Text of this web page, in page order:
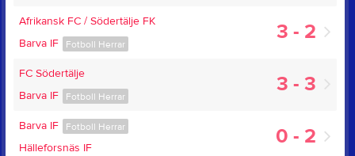
3 - 2
Afrikansk FC / Södertälje FK
Fotboll Herrar
Barva IF
3 - 3
FC Södertälje
Fotboll Herrar
Barva IF
0 - 2
Fotboll Herrar
Barva IF
Hälleforsnäs IF